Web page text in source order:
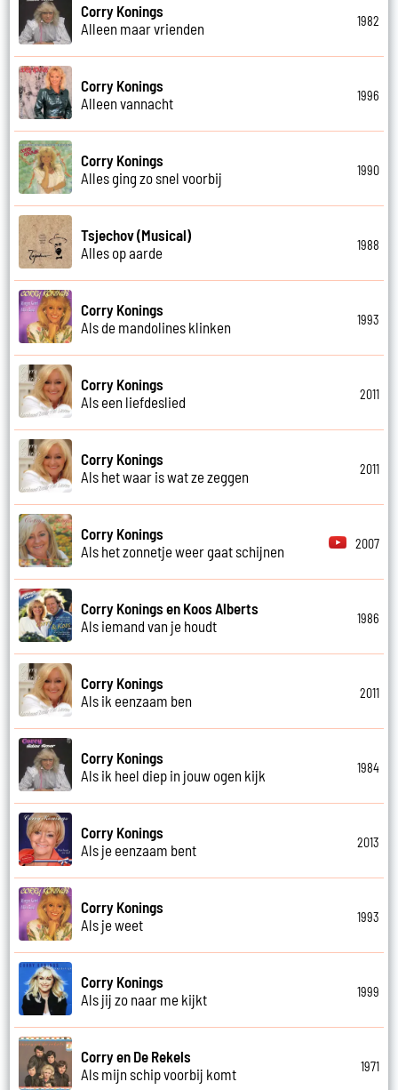
Corry Konings
Alleen maar vrienden
1982
Corry Konings
Alleen vannacht
1996
Corry Konings
Alles ging zo snel voorbij
1990
Tsjechov (Musical)
Alles op aarde
1988
Corry Konings
Als de mandolines klinken
1993
Corry Konings
Als een liefdeslied
2011
Corry Konings
Als het waar is wat ze zeggen
2011
Corry Konings
Als het zonnetje weer gaat schijnen
2007
Corry Konings en Koos Alberts
Als iemand van je houdt
1986
Corry Konings
Als ik eenzaam ben
2011
Corry Konings
Als ik heel diep in jouw ogen kijk
1984
Corry Konings
Als je eenzaam bent
2013
Corry Konings
Als je weet
1993
Corry Konings
Als jij zo naar me kijkt
1999
Corry en De Rekels
Als mijn schip voorbij komt
1971